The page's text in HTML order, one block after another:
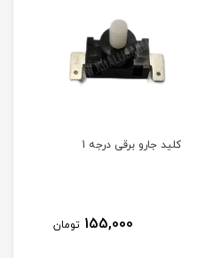
کلید جارو برقی درجه 1
155,000 تومان